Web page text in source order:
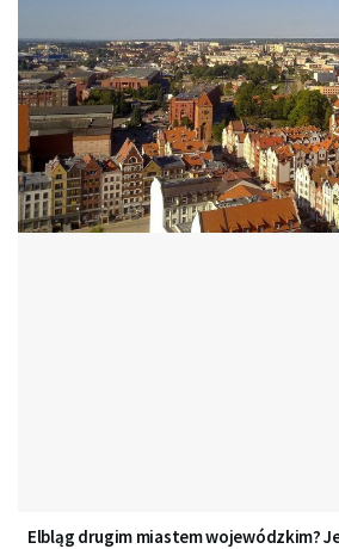
Elbląg drugim miastem wojewódzkim?